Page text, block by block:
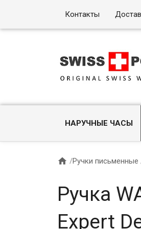
Контакты
НАРУЧНЫЕ ЧАСЫ
 /Ручки письменные
Ручка
Expert